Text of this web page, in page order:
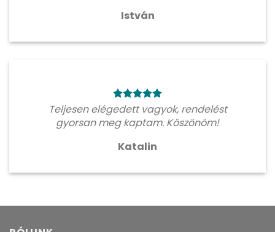
István
Teljesen elégedett vagyok, rendelést
gyorsan meg kaptam. Köszönöm!
Katalin